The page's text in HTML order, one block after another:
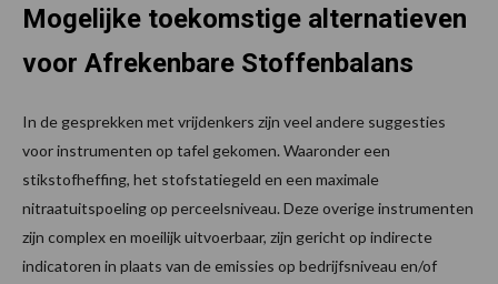
Mogelijke toekomstige alternatieven
voor Afrekenbare Stoffenbalans
In de gesprekken met vrijdenkers zijn veel andere suggesties
voor instrumenten op tafel gekomen. Waaronder een
stikstofheffing, het stofstatiegeld en een maximale
nitraatuitspoeling op perceelsniveau. Deze overige instrumenten
zijn complex en moeilijk uitvoerbaar, zijn gericht op indirecte
indicatoren in plaats van de emissies op bedrijfsniveau en/of